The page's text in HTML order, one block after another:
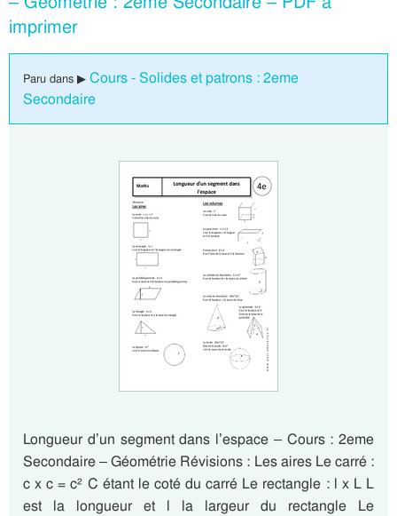
imprimer
Paru dans ▶ Cours - Solides et patrons : 2eme
Secondaire
Longueur d’un segment dans l’espace – Cours : 2eme
Secondaire – Géométrie Révisions : Les aires Le carré :
c x c = c² C étant le coté du carré Le rectangle : l x L L
est la longueur et l la largeur du rectangle Le